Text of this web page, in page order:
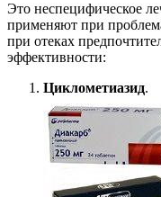
Это неспецифическое
применяют при
при отеках
эффективности:
Циклометиазид.